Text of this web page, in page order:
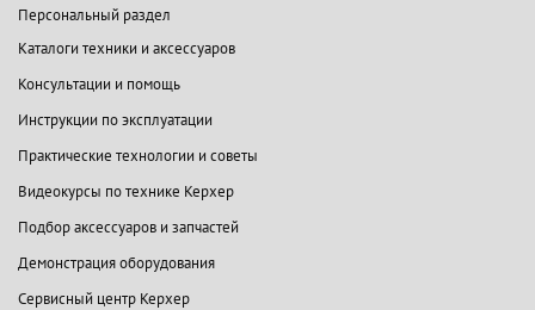
Персональный раздел
Каталоги техники и аксессуаров
Консультации и помощь
Инструкции по эксплуатации
Практические технологии и советы
Видеокурсы по технике Керхер
Подбор аксессуаров и запчастей
Демонстрация оборудования
Сервисный центр Керхер